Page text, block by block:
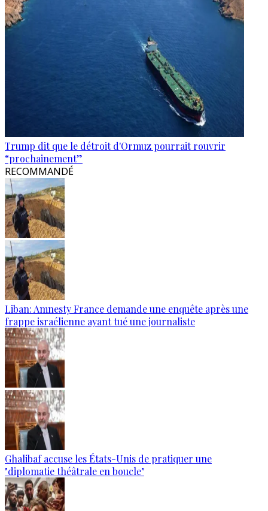
Trump dit que le détroit d'Ormuz pourrait rouvrir
“prochainement”
RECOMMANDÉ
Liban: Amnesty France demande une enquête après une
frappe israélienne ayant tué une journaliste
Ghalibaf accuse les États-Unis de pratiquer une
"diplomatie théâtrale en boucle"